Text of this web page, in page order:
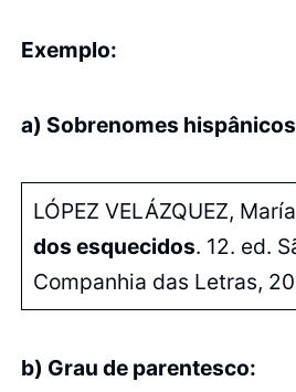
Exemplo:
a) Sobrenomes
LÓPEZ VELÁZQUEZ,
dos esquecidos. 12. ed.
Companhia das Letras,
b) Grau de parentesco: